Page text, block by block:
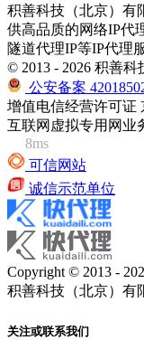
积善科技（北京）有
供高品质的网络IP代
隧道代理IP等IP代理
© 2013 - 2026 积善科
公安备案
增值电信经营许可证
互联网虚拟专用网业
8ms
可信网站
诚信示范单位
Copyright © 2013 -
积善科技（北京）有
关注或联系我们